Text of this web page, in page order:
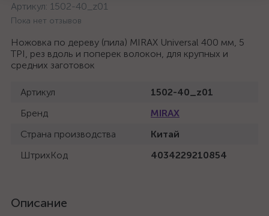
Артикул: 1502-40_z01
Пока нет отзывов
Ножовка по дереву (пила) MIRAX Universal 400 мм, 5
TPI, рез вдоль и поперек волокон, для крупных и
средних заготовок
Артикул
1502-40_z01
Бренд
MIRAX
Страна производства
Китай
ШтрихКод
4034229210854
Описание